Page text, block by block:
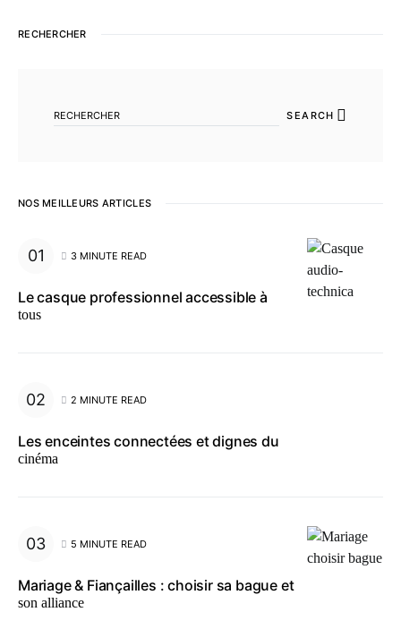
RECHERCHER
SEARCH
NOS MEILLEURS ARTICLES
3 MINUTE READ
Le casque professionnel accessible à
tous
2 MINUTE READ
Les enceintes connectées et dignes du
cinéma
5 MINUTE READ
Mariage & Fiançailles : choisir sa bague et
son alliance